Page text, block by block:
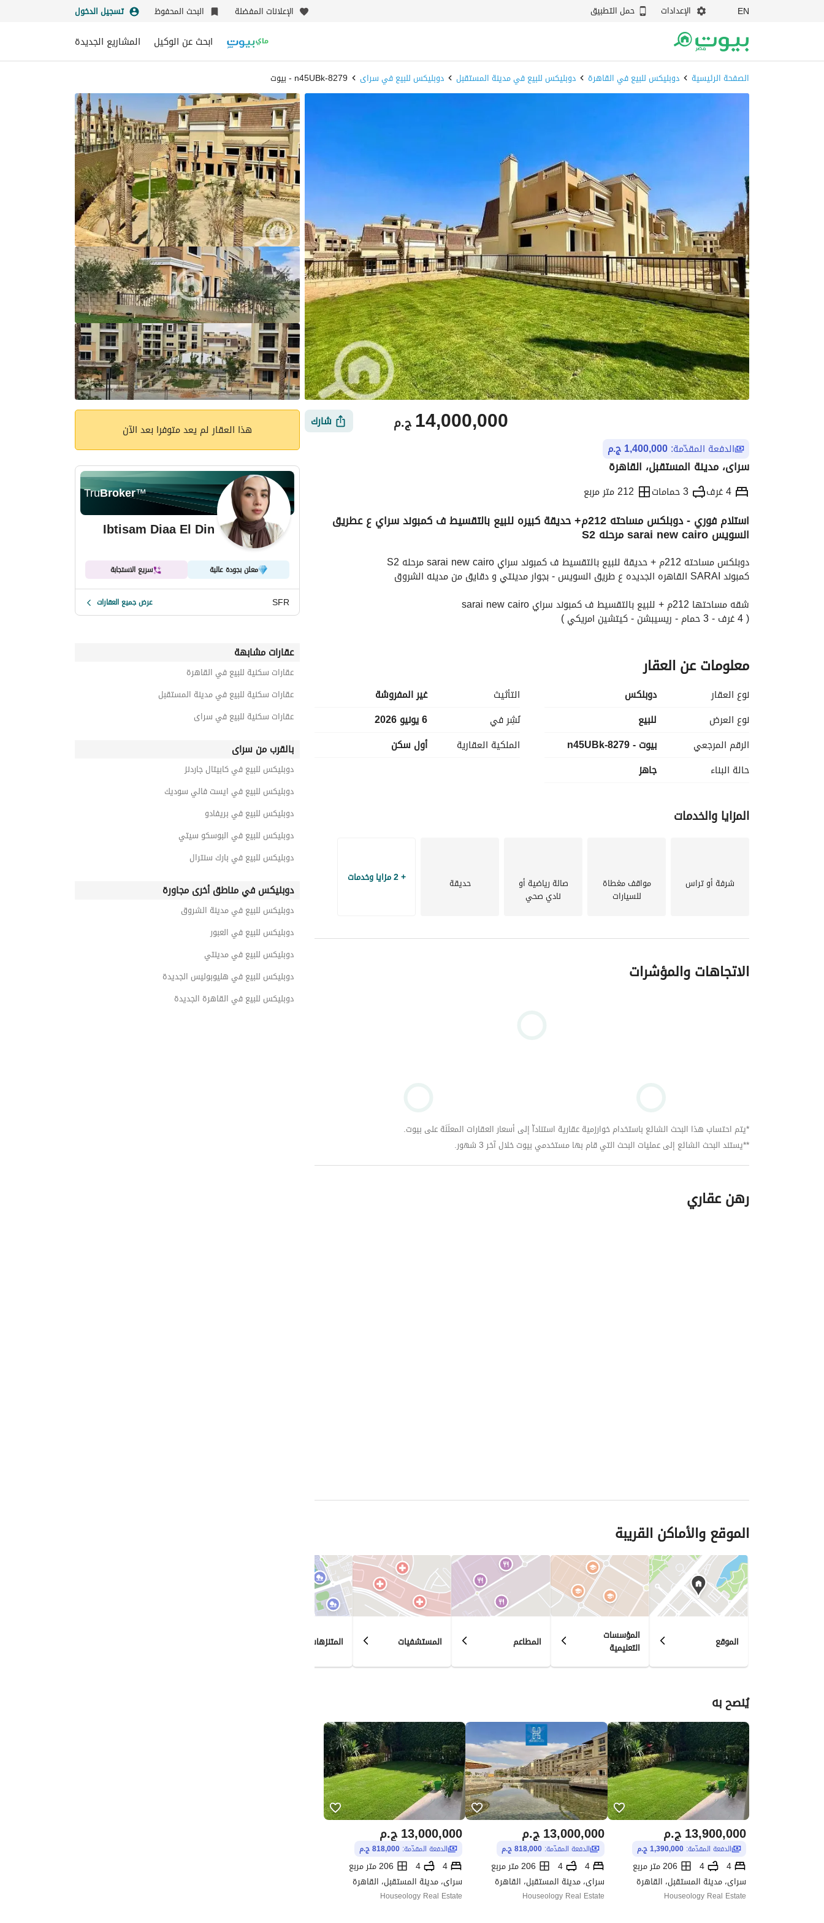
EN الإعدادات حمل التطبيق الإعلانات المفضلة البحث المحفوظ تسجيل الدخول
ابحث عن الوكيل المشاريع الجديدة
الصفحة الرئيسية دوبليكس للبيع في القاهرة دوبليكس للبيع في مدينة المستقبل دوبليكس للبيع في سراى 8279-n45UBk - بيوت
ج.م14,000,000 شارك
الدفعة المقدّمة: 1,400,000 ج.م
سراى، مدينة المستقبل، القاهرة
4 غرف 3 حمامات 212 متر مربع
التفاصيل الاتجاهات والمؤشرات الموقع والأماكن القريبة
استلام فوري - دوبلكس مساحته 212م+ حديقة كبيره للبيع بالتقسيط ف كمبوند سراي ع عطريق
السويس sarai new cairo مرحله S2
دوبلكس مساحته 212م + حديقة للبيع بالتقسيط ف كمبوند سراي sarai new cairo مرحله S2
كمبوند SARAI القاهره الجديده ع طريق السويس - بجوار مدينتي و دقايق من مدينه الشروق
شقه مساحتها 212م + للبيع بالتقسيط ف كمبوند سراي sarai new cairo
( 4 غرف - 3 حمام - ريسيبشن - كيتشين امريكي )
او كلمني ع عرض معلومات الاتصال
معلومات عن العقار
نوع العقار
دوبلكس
نوع العرض
للبيع
الرقم المرجعي
بيوت - 8279-n45UBk
حالة البناء
جاهز
التأثيث
غير المفروشة
نُشِر في
6 يونيو 2026
الملكية العقارية
أول سكن
المزايا والخدمات
شرفة أو تراس مواقف مغطاة
للسيارات
صالة رياضية أو
نادي صحي
حديقة + 2 مزايا وخدمات
الاتجاهات والمؤشرات
*يتم احتساب هذا البحث الشائع باستخدام خوارزمية عقارية استناداّ إلى أسعار العقارات المعلَنَة على بيوت.
**يستند البحث الشائع إلى عمليات البحث التي قام بها مستخدمي بيوت خلال آخر 3 شهور.
رهن عقاري
الموقع والأماكن القريبة
الموقع المؤسسات
التعليمية المطاعم المستشفيات المتنزهات
يُنصح به
ج.م13,900,000
الدفعة المقدّمة: 1,390,000 ج.م
4
4
206 متر مربع
سراى، مدينة المستقبل، القاهرة
Houseology Real Estate
ج.م13,000,000
الدفعة المقدّمة:818,000 ج.م
4
4
206 متر مربع
سراى، مدينة المستقبل، القاهرة
Houseology Real Estate
ج.م13,000,000
الدفعة المقدّمة: 818,000 ج.م
4
4
206 متر مربع
سراى، مدينة المستقبل، القاهرة
Houseology Real Estate
هذا العقار لم يعد متوفرا بعد الآن
TruBroker™
Ibtisam Diaa El Din
معلن بجودة عالية سريع الاستجابة
SFR عرض جميع العقارات
عقارات مشابهة
عقارات سكنية للبيع في القاهرة
عقارات سكنية للبيع في مدينة المستقبل
عقارات سكنية للبيع في سراى
بالقرب من سراى
دوبليكس للبيع في كابيتال جاردنز
دوبليكس للبيع في ايست فالي سوديك
دوبليكس للبيع في بريفادو
دوبليكس للبيع في البوسكو سيتي
دوبليكس للبيع في بارك سنترال
دوبليكس في مناطق أخرى مجاورة
دوبليكس للبيع في مدينة الشروق
دوبليكس للبيع في العبور
دوبليكس للبيع في مدينتي
دوبليكس للبيع في هليوبوليس الجديدة
دوبليكس للبيع في القاهرة الجديدة